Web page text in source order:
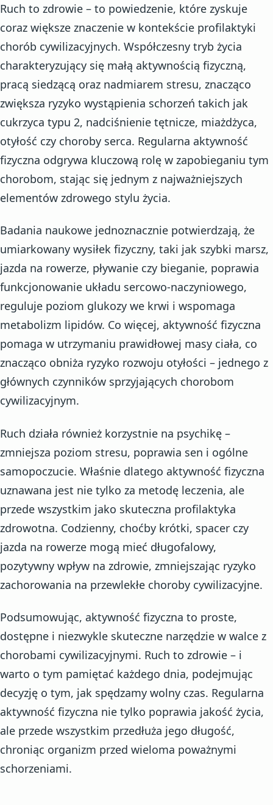
Ruch to zdrowie – to powiedzenie, które zyskuje
coraz większe znaczenie w kontekście profilaktyki
chorób cywilizacyjnych. Współczesny tryb życia
charakteryzujący się małą aktywnością fizyczną,
pracą siedzącą oraz nadmiarem stresu, znacząco
zwiększa ryzyko wystąpienia schorzeń takich jak
cukrzyca typu 2, nadciśnienie tętnicze, miażdżyca,
otyłość czy choroby serca. Regularna aktywność
fizyczna odgrywa kluczową rolę w zapobieganiu tym
chorobom, stając się jednym z najważniejszych
elementów zdrowego stylu życia.
Badania naukowe jednoznacznie potwierdzają, że
umiarkowany wysiłek fizyczny, taki jak szybki marsz,
jazda na rowerze, pływanie czy bieganie, poprawia
funkcjonowanie układu sercowo-naczyniowego,
reguluje poziom glukozy we krwi i wspomaga
metabolizm lipidów. Co więcej, aktywność fizyczna
pomaga w utrzymaniu prawidłowej masy ciała, co
znacząco obniża ryzyko rozwoju otyłości – jednego z
głównych czynników sprzyjających chorobom
cywilizacyjnym.
Ruch działa również korzystnie na psychikę –
zmniejsza poziom stresu, poprawia sen i ogólne
samopoczucie. Właśnie dlatego aktywność fizyczna
uznawana jest nie tylko za metodę leczenia, ale
przede wszystkim jako skuteczna profilaktyka
zdrowotna. Codzienny, choćby krótki, spacer czy
jazda na rowerze mogą mieć długofalowy,
pozytywny wpływ na zdrowie, zmniejszając ryzyko
zachorowania na przewlekłe choroby cywilizacyjne.
Podsumowując, aktywność fizyczna to proste,
dostępne i niezwykle skuteczne narzędzie w walce z
chorobami cywilizacyjnymi. Ruch to zdrowie – i
warto o tym pamiętać każdego dnia, podejmując
decyzję o tym, jak spędzamy wolny czas. Regularna
aktywność fizyczna nie tylko poprawia jakość życia,
ale przede wszystkim przedłuża jego długość,
chroniąc organizm przed wieloma poważnymi
schorzeniami.